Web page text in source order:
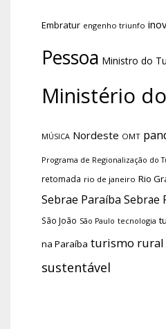
Embratur engenho triunfo
Pessoa Ministro do
Ministério
MÚSICA Nordeste OMT
Programa de Regionalização do
retomada rio de janeiro Rio
Sebrae Paraíba Sebrae
São João São Paulo tecnologia
na Paraíba turismo rural
sustentável